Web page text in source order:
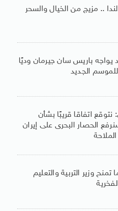
.. مزيج من الخيال والسحر
يواجه باريس سان جيرمان وديًا
للموسم الجديد
اتفاقا قريبًا بشأن
الحصار البحرى على إيران
وزير التربية والتعليم